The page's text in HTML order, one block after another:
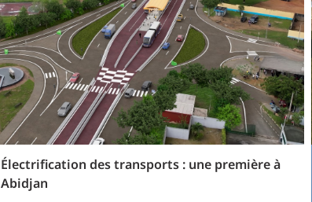
Électrification des transports : une première à
Abidjan